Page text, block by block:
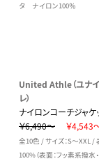
タ ナイロン100％
United Athle（ユナイ
レ）
ナイロンコーチジャケ
￥6,490～
￥4,543
全10色 / サイズ：S～XXL /
100%（表面：フッ素系撥水